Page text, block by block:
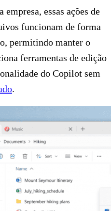
essas ações de
funcionam de forma
permitindo manter o
ferramentas de edição
do Copilot sem
.